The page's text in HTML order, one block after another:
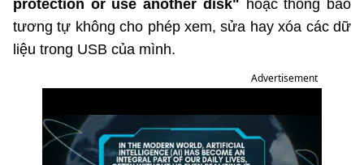
protection or use another disk" hoặc thông báo
tương tự không cho phép xem, sửa hay xóa các dữ
liệu trong USB của mình.
Advertisement